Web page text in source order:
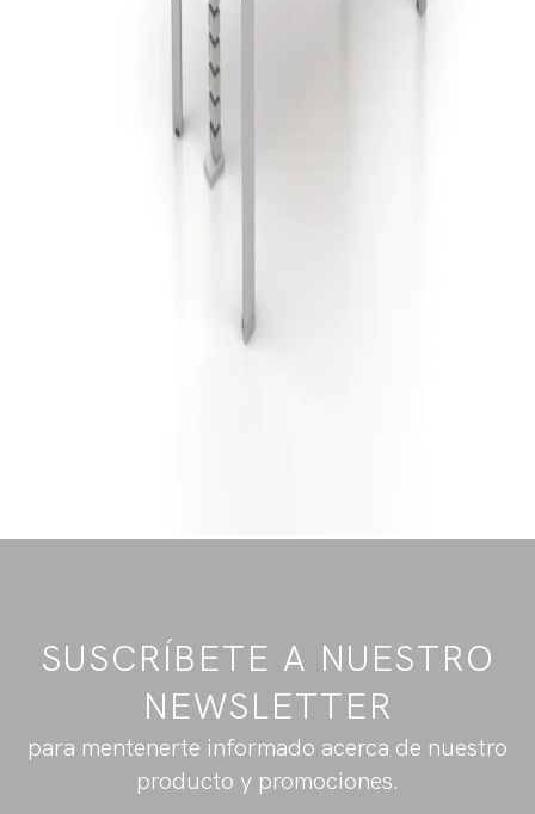
SUSCRÍBETE A NUESTRO
NEWSLETTER
para mentenerte informado acerca de nuestro
producto y promociones.